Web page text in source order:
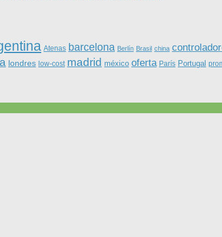
Atenas barcelona Berlín Brasil china
londres low-cost madrid méxico oferta París Portugal